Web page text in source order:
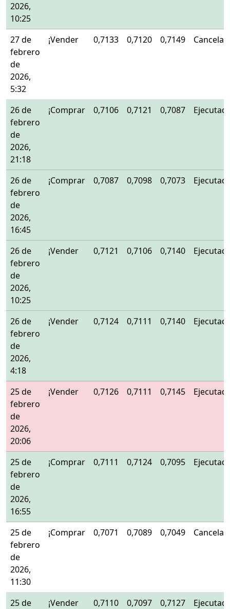
2026,
10:25
27 de
febrero
de
2026,
5:32
¡Vender 0,7133 0,7120 0,7149
26 de
febrero
de
2026,
21:18
¡Comprar 0,7106 0,7121 0,7087
26 de
febrero
de
2026,
16:45
¡Comprar 0,7087 0,7098 0,7073
26 de
febrero
de
2026,
10:25
¡Vender 0,7121 0,7106 0,7140
26 de
febrero
de
2026,
4:18
¡Vender 0,7124 0,7111 0,7140
25 de
febrero
de
2026,
20:06
¡Vender 0,7126 0,7111 0,7145
25 de
febrero
de
2026,
16:55
¡Comprar 0,7111 0,7124 0,7095
25 de
febrero
de
2026,
11:30
¡Comprar 0,7071 0,7089 0,7049
25 de
¡Vender 0,7110 0,7097 0,7127